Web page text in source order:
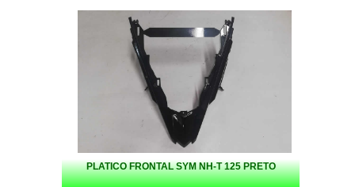
PLATICO FRONTAL SYM NH-T 125 PRETO